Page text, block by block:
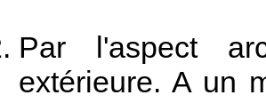
Par l'aspect
extérieure. A un